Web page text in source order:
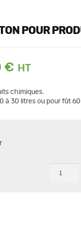
POUR
€
Plage
119,00 €
à
chimiques.
à 30 litres ou pour fût
quantité